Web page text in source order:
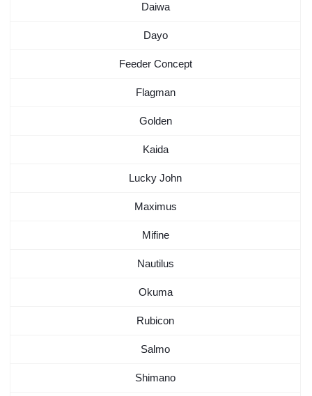
Daiwa
Dayo
Feeder Concept
Flagman
Golden
Kaida
Lucky John
Maximus
Mifine
Nautilus
Okuma
Rubicon
Salmo
Shimano